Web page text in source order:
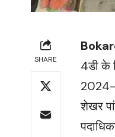
SHARE
4डी के
2024-
शेखर